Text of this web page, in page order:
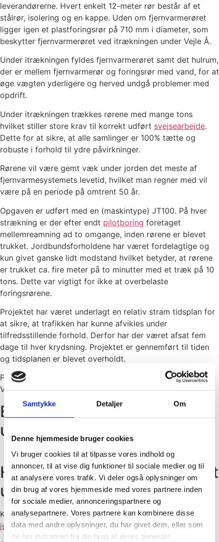
Samtykke Detaljer Om
Denne hjemmeside bruger cookies
Vi bruger cookies til at tilpasse vores indhold og
annoncer, til at vise dig funktioner til sociale medier og til
at analysere vores trafik. Vi deler også oplysninger om
din brug af vores hjemmeside med vores partnere inden
for sociale medier, annonceringspartnere og
analysepartnere. Vores partnere kan kombinere disse
data med andre oplysninger, du har givet dem, eller som
de har indsamlet fra din brug af deres tjenester.
leverandørerne. Hvert enkelt 12-meter rør består af et
stålrør, isolering og en kappe. Uden om fjernvarmerøret
ligger igen et plastforingsrør på 710 mm i diameter, som
beskytter fjernvarmerøret ved itrækningen under Vejle Å.
Under itrækningen fyldes fjernvarmerøret samt det hulrum,
der er mellem fjernvarmerør og foringsrør med vand, for at
øge vægten yderligere og herved undgå problemer med
opdrift.
Under itrækningen trækkes rørene med mange tons
hvilket stiller store krav til korrekt udført svejsearbejde.
Dette for at sikre, at alle samlinger er 100% tætte og
robuste i forhold til ydre påvirkninger.
Rørene vil være gemt væk under jorden det meste af
fjernvarmesystemets levetid, hvilket man regner med vil
være på en periode på omtrent 50 år.
Opgaven er udført med en (maskintype) JT100. På hver
strækning er der efter endt pilotboring foretaget
mellemreamning ad to omgange, inden rørene er blevet
trukket. Jordbundsforholdene har været fordelagtige og
kun givet ganske lidt modstand hvilket betyder, at rørene
er trukket ca. fire meter på to minutter med et træk på 10
tons. Dette var vigtigt for ikke at overbelaste
foringsrørene.
Projektet har været underlagt en relativ stram tidsplan for
at sikre, at trafikken har kunne afvikles under
tilfredsstillende forhold. Derfor har der været afsat fem
dage til hver krydsning. Projektet er gennemført til tiden
og tidsplanen er blevet overholdt.
Projektet er udført for TVIS – Trekantområdets
Varmetransmissionsselskab I/S.
Billeder fra den styrede
underboring under Vejle Å
Har du spørgsmål vedr. styret
underboring?
Kontakt afdelingsleder Jim Skovbæk Valentin på
jsv@oestergaardas.dk eller ring på telefon: